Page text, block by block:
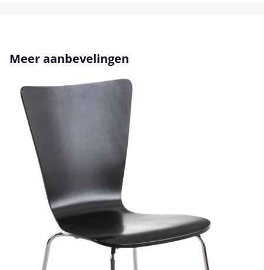
Productgalerij overslaan
Meer aanbevelingen